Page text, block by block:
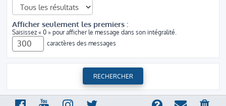
Afficher seulement les premiers :
Saisissez « 0 » pour afficher le message dans son intégralité.
caractères des messages